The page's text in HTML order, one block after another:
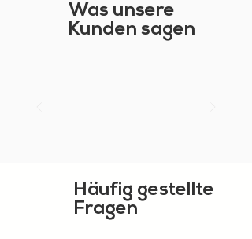
Was unsere
Kunden sagen
Häufig gestellte
Fragen